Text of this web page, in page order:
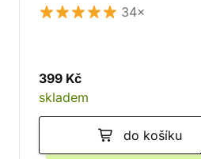
34×
399 Kč
skladem
do košíku